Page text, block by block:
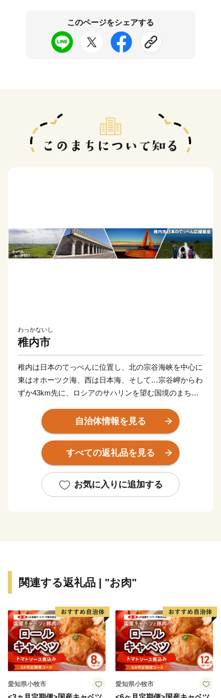
このページをシェアする
わっかないし
稚内市
稚内は日本のてっぺんに位置し、北の宗谷海峡を中心に
東はオホーツク海、西は日本海、そして…宗谷岬からわ
ずか43km先に、ロシアのサハリンを望む国境のまちで
背後に広がる宗谷丘陵には、北海道遺産である周氷河地
形、57基の風車群、最北の白い道、これらは“圧巻”で
す！夏は平均20℃前後と冷涼な気候なので避暑地には最
適ですし、冬はマイナス5℃前後と最北の地でありなが
っくり稚内の味覚・気候・自然などをご堪能ください。
◆日本最北端わっかない白夜祭 ・・・ ６月中旬
旬
◆稚内みなと南極まつり ・・・ ８月上旬
◆日本最北端わっかない平和マラソン ・・・ ９月
上旬
自治体情報を見る
すべての返礼品を見る
お気に入りに追加する
関連する返礼品 | "お肉"
愛知県小牧市 愛知県小牧市